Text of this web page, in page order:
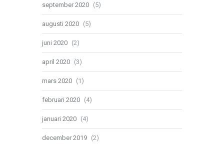
september 2020 (5)
augusti 2020 (5)
juni 2020 (2)
april 2020 (3)
mars 2020 (1)
februari 2020 (4)
januari 2020 (4)
december 2019 (2)